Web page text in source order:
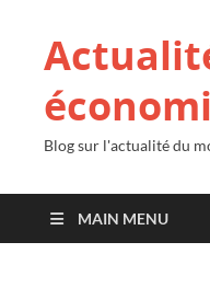
Blog sur l'actualité du
MAIN MENU